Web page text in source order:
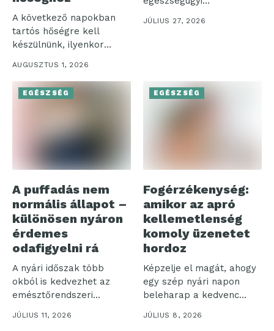
A következő napokban
tartós hőségre kell
készülnünk, ilyenkor
komfortérzetünk...
AUGUSZTUS 1, 2026
ökoszisztéma három
pillére – az...
JÚLIUS 27, 2026
EGÉSZSÉG
A puffadás nem
normális állapot –
különösen nyáron
érdemes
odafigyelni rá
A nyári időszak több
okból is kedvezhet az
emésztőrendszeri
panaszoknak.
Gyakrabban
JÚLIUS 11, 2026
EGÉSZSÉG
Fogérzékenység:
amikor az apró
kellemetlenség
komoly üzenetet
hordoz
Képzelje el magát, ahogy
egy szép nyári napon
beleharap a kedvenc
fagyijába,...
JÚLIUS 8, 2026